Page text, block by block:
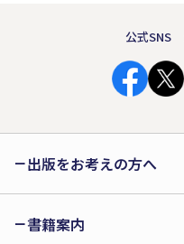
公式SNS
出版をお考えの方へ
書籍案内